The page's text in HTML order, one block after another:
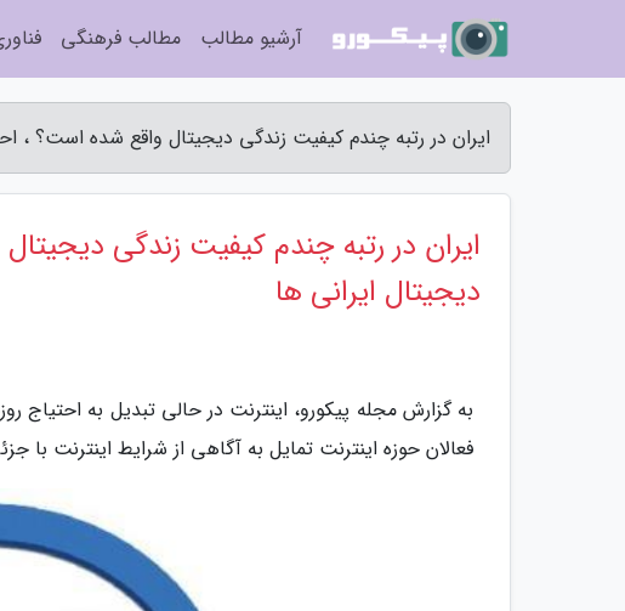
ایران در رتبه چندم کیفیت زندگی دیجیتال واقع شده است؟ ،
ایران در رتبه چندم کیفیت زندگی
دیجیتال ایرانی ها
به گزارش مجله پیکورو، اینترنت در حالی تبدیل به
فعالان حوزه اینترنت تمایل به آگاهی از شرایط اینترنت
آرشیو مطالب مطالب فرهنگی